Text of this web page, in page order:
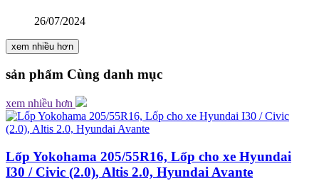
26/07/2024
xem nhiều hơn
sản phẩm Cùng danh mục
xem nhiều hơn
Lốp Yokohama 205/55R16, Lốp cho xe Hyundai
I30 / Civic (2.0), Altis 2.0, Hyundai Avante